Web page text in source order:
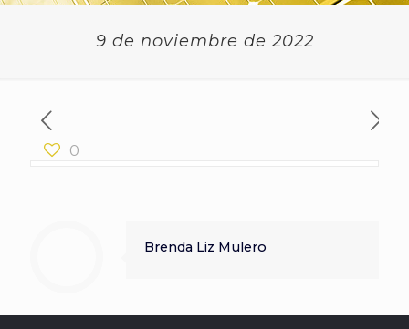
9 de noviembre de 2022
0
Brenda Liz Mulero